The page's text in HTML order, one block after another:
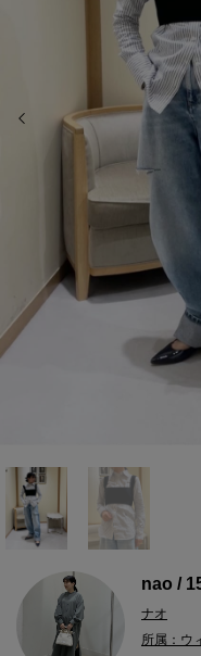
nao /
ナオ
所属：ウ